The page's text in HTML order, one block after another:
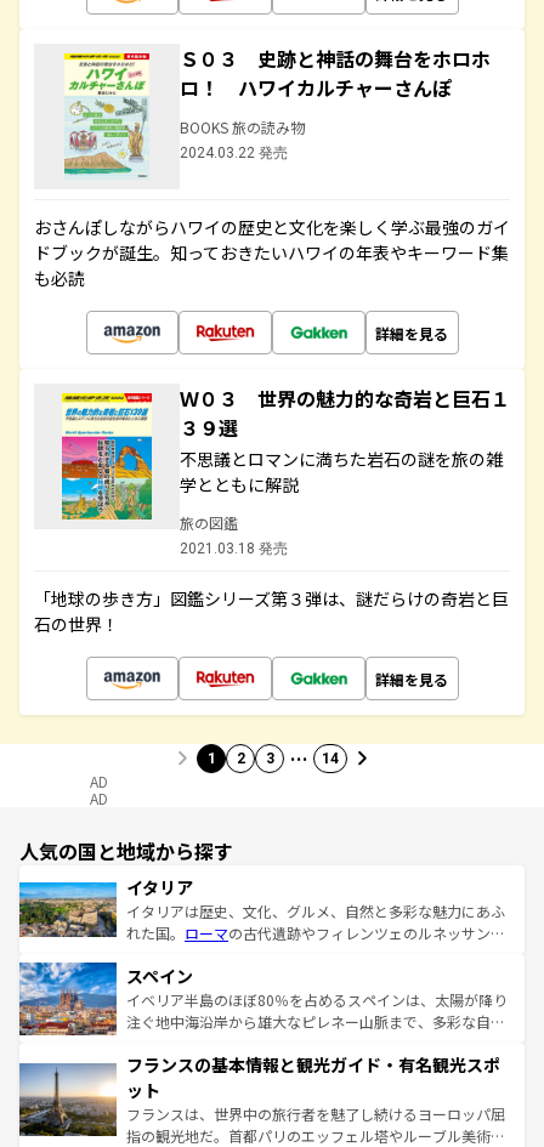
Ｓ０３ 史跡と神話の舞台をホロホ
ロ！ ハワイカルチャーさんぽ
BOOKS 旅の読み物
2024.03.22 発売
おさんぽしながらハワイの歴史と文化を楽しく学ぶ最強のガイ
ドブックが誕生。知っておきたいハワイの年表やキーワード集
も必読
詳細を見る
Ｗ０３ 世界の魅力的な奇岩と巨石１
３９選
不思議とロマンに満ちた岩石の謎を旅の雑
学とともに解説
旅の図鑑
2021.03.18 発売
「地球の歩き方」図鑑シリーズ第３弾は、謎だらけの奇岩と巨
石の世界！
詳細を見る
1 2 3 … 14
AD
AD
人気の国と地域から探す
イタリア
イタリアは歴史、文化、グルメ、自然と多彩な魅力にあふ
れた国。 ローマの古代遺跡やフィレンツェのルネッサンス
ろん、トスカーナの美しい田園風景やアマルフィ海岸の絶
景など、自然景観も見逃せない。観光の合間には、本場の
ピザやパスタなど、絶品のイタリア料理を堪能することも
ませてくれるイタリアで、忘れられない旅をしてみよう！
なお、新着のイタリア情報は
しい。
スペイン
イベリア半島のほぼ80％を占めるスペインは、太陽が降り
注ぐ地中海沿岸から雄大なピレネー山脈まで、多彩な自然
文化が根付くこの国では、情熱的なフラメンコ、熱気あふ
れる闘牛、そして美味しいタパスが生活の一部となってい
る。首都マドリードの洗練された雰囲気や、バルセロナの
アートに溢れた街角から、地方では古代ローマ遺跡や中世
フランスの基本情報と観光ガイド・有名観光スポ
ット
フランスは、世界中の旅行者を魅了し続けるヨーロッパ屈
指の観光地だ。首都パリのエッフェル塔やルーブル美術館